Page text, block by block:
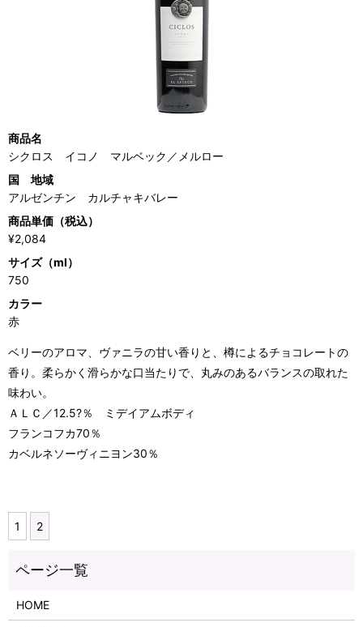
商品名
シクロス イコノ マルベック／メルロー
国 地域
アルゼンチン カルチャキバレー
商品単価（税込）
¥2,084
サイズ（ml）
750
カラー
赤
ベリーのアロマ、ヴァニラの甘い香りと、樽によるチョコレートの
香り。柔らかく滑らかな口当たりで、丸みのあるバランスの取れた
味わい。
ＡＬＣ／12.5?％ ミデイアムボディ
フランコフカ70％
カベルネソーヴィニヨン30％
1 2
HOME